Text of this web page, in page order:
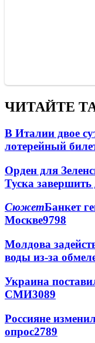
ЧИТАЙТЕ
В Италии двое
лотерейный
Орден для
Туска завершить
СюжетБанкет
Москве9798
Молдова
воды из-за
Украина
СМИ3089
Россияне
опрос2789